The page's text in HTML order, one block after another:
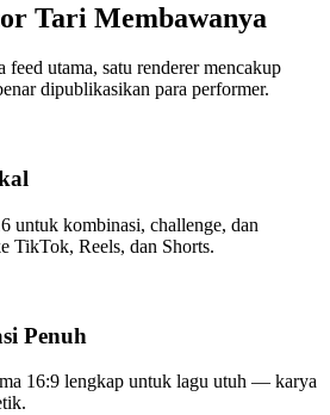
Tari Membawanya
utama, satu renderer mencakup
dipublikasikan para performer.
untuk kombinasi, challenge, dan
TikTok, Reels, dan Shorts.
Penuh
16:9 lengkap untuk lagu utuh — karya